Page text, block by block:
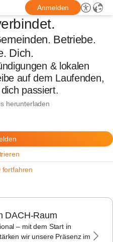
Anmelden
Betriebe.
Dich.
& lokalen
auf dem Laufenden,
passiert.
herunterladen
fortfahren
DACH-Raum
– mit dem Start in
wir unsere Präsenz im